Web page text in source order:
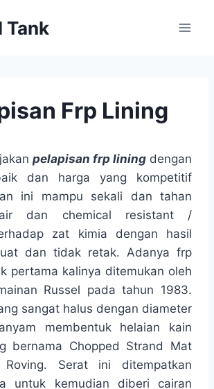
Tank
Frp Lining
pelapisan frp lining dengan
dan harga yang kompetitif
ini mampu sekali dan tahan
air dan chemical resistant /
zat kimia dengan hasil
dan tidak retak. Adanya frp
pertama kalinya ditemukan oleh
Russel pada tahun 1983.
sangat halus dengan diameter
membentuk helaian kain
bernama Chopped Strand Mat
Serat ini ditempatkan
untuk kemudian diberi cairan